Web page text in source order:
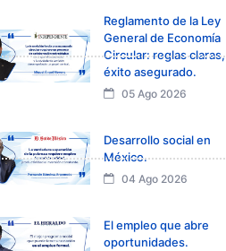
Reglamento de la Ley
General de Economía
Circular: reglas claras,
éxito asegurado.
05 Ago 2026
Desarrollo social en
México.
04 Ago 2026
El empleo que abre
oportunidades.